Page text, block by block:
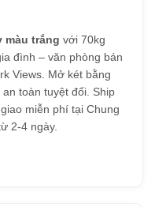
màu trắng với 70kg
đình – văn phòng bán
Views. Mở két bằng
toàn tuyệt đối. Ship
miễn phí tại Chung
2-4 ngày.